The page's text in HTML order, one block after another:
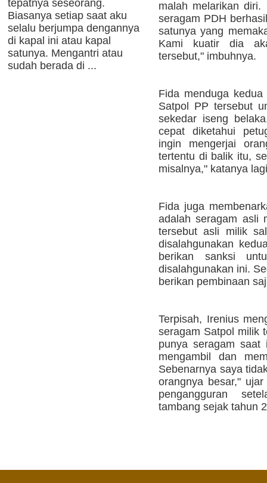
tepatnya seseorang.
Biasanya setiap saat aku
selalu berjumpa dengannya
di kapal ini atau kapal
satunya. Mengantri atau
sudah berada di ...
malah melarikan diri.
seragam PDH
satunya yang
Kami kuatir dia
tersebut," imbuhnya.
Fida menduga
Satpol PP tersebut
sekedar iseng
cepat diketahui
ingin mengerjai
tertentu di balik itu,
misalnya," katanya
Fida juga
adalah seragam asli
tersebut asli milik
disalahgunakan
berikan sanksi
disalahgunakan ini.
berikan pembinaan
Terpisah, Irenius
seragam Satpol milik
punya seragam saat
mengambil dan
Sebenarnya saya
orangnya besar,"
pengangguran
tambang sejak tahun